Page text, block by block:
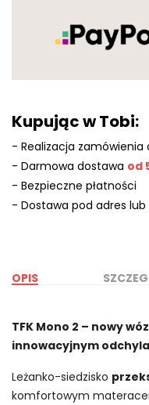
Kupując w Tobi:
- Realizacja zamówienia
- Darmowa dostawa od
- Bezpieczne płatności
- Dostawa pod adres
OPIS
TFK Mono 2 – nowy
innowacyjnym
Leżanko-siedzisko
komfortowym